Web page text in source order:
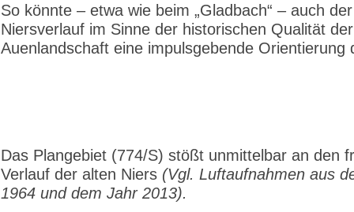
So könnte – etwa wie beim „Gladbach“ – auch
Niersverlauf im Sinne der historischen Qualität der
Auenlandschaft eine impulsgebende Orientierung
Das Plangebiet (774/S) stößt unmittelbar an den
Verlauf der alten Niers (Vgl. Luftaufnahmen aus
1964 und dem Jahr 2013).